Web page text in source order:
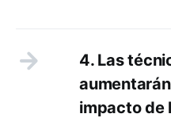
4. Las
impacto de